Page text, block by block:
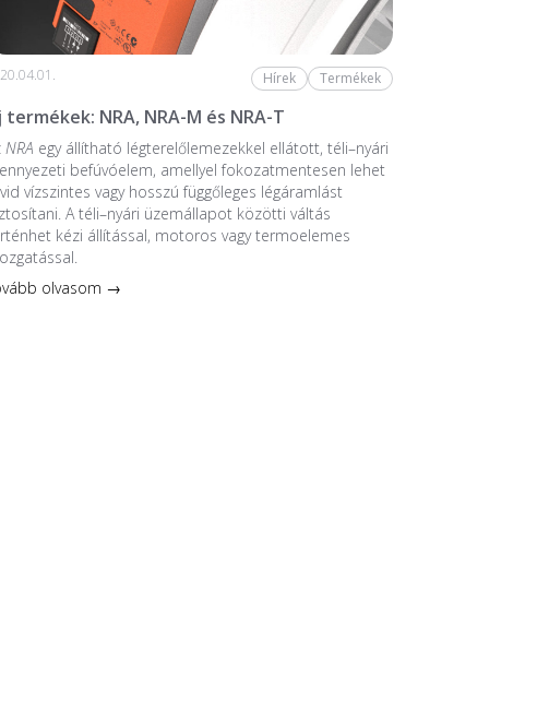
Hírek Termékek
termékek: NRA, NRA-M és NRA-T
NRA egy állítható légterelőlemezekkel ellátott, téli–nyári
befúvóelem, amellyel fokozatmentesen lehet
vízszintes vagy hosszú függőleges légáramlást
A téli–nyári üzemállapot közötti váltás
kézi állítással, motoros vagy termoelemes
olvasom →